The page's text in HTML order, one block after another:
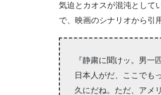
気迫とカオスが混沌として
で、映画のシナリオから引
『静粛に聞けッ。男一
日本人がだ、ここでも
久にだね。ただ、アメ